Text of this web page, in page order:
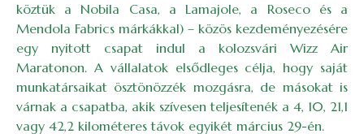
köztük a Nobila Casa, a Lamajole, a Roseco és a
Mendola Fabrics márkákkal) – közös kezdeményezésére
egy nyitott csapat indul a kolozsvári Wizz Air
Maratonon. A vállalatok elsődleges célja, hogy saját
munkatársaikat ösztönözzék mozgásra, de másokat is
várnak a csapatba, akik szívesen teljesítenék a 4, 10, 21,1
vagy 42,2 kilométeres távok egyikét március 29-én.